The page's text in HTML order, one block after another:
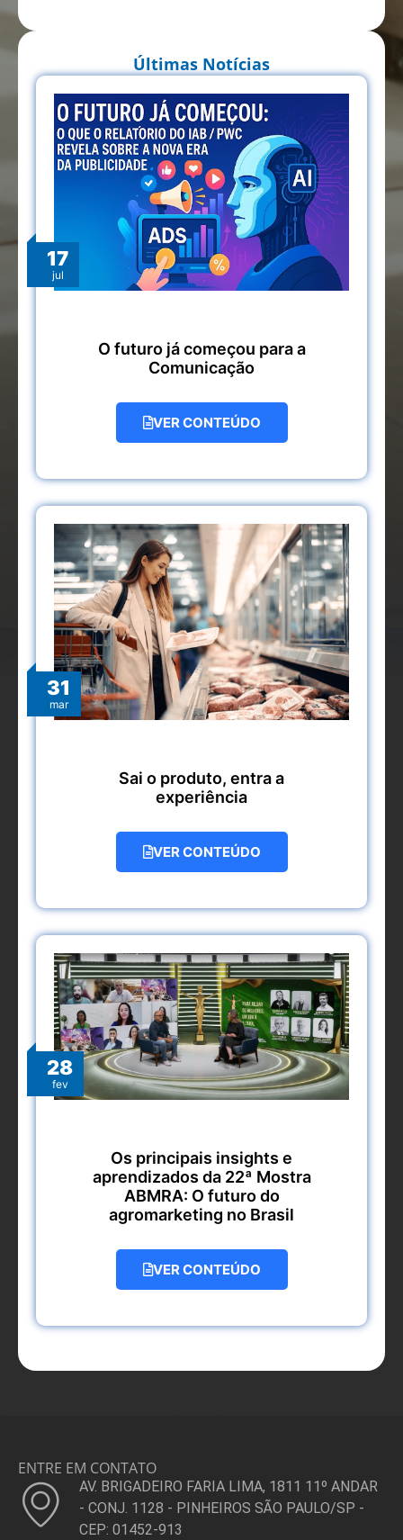
Últimas Notícias
17
jul
O futuro já começou para a
Comunicação
VER CONTEÚDO
31
mar
Sai o produto, entra a
experiência
VER CONTEÚDO
28
fev
Os principais insights e
aprendizados da 22ª Mostra
ABMRA: O futuro do
agromarketing no Brasil
VER CONTEÚDO
ENTRE EM CONTATO
AV. BRIGADEIRO FARIA LIMA, 1811 11º ANDAR
- CONJ. 1128 - PINHEIROS SÃO PAULO/SP -
CEP: 01452-913